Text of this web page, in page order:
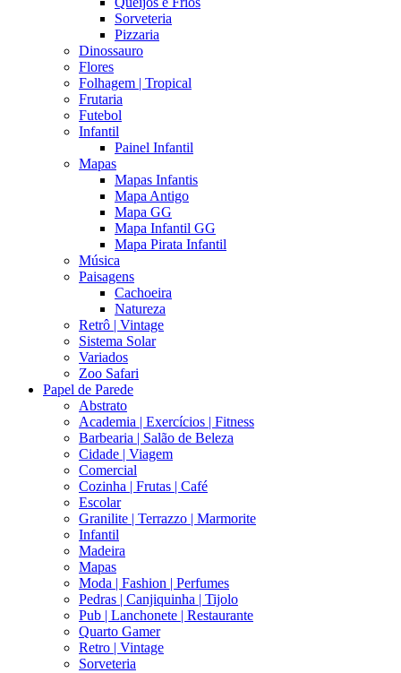
Sorveteria
Pizzaria
Dinossauro
Flores
Folhagem | Tropical
Frutaria
Futebol
Infantil
Painel Infantil
Mapas
Mapas Infantis
Mapa Antigo
Mapa GG
Mapa Infantil GG
Mapa Pirata Infantil
Música
Paisagens
Cachoeira
Natureza
Retrô | Vintage
Sistema Solar
Variados
Zoo Safari
Papel de Parede
Abstrato
Academia | Exercícios | Fitness
Barbearia | Salão de Beleza
Cidade | Viagem
Comercial
Cozinha | Frutas | Café
Escolar
Granilite | Terrazzo | Marmorite
Infantil
Madeira
Mapas
Moda | Fashion | Perfumes
Pedras | Canjiquinha | Tijolo
Pub | Lanchonete | Restaurante
Quarto Gamer
Retro | Vintage
Sorveteria